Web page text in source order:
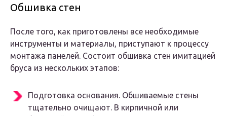
Обшивка стен
После того, как приготовлены все необходимые
инструменты и материалы, приступают к процессу
монтажа панелей. Состоит обшивка стен имитацией
бруса из нескольких этапов:
Подготовка основания. Обшиваемые стены
тщательно очищают. В кирпичной или